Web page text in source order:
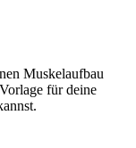
Muskelaufbau
für deine